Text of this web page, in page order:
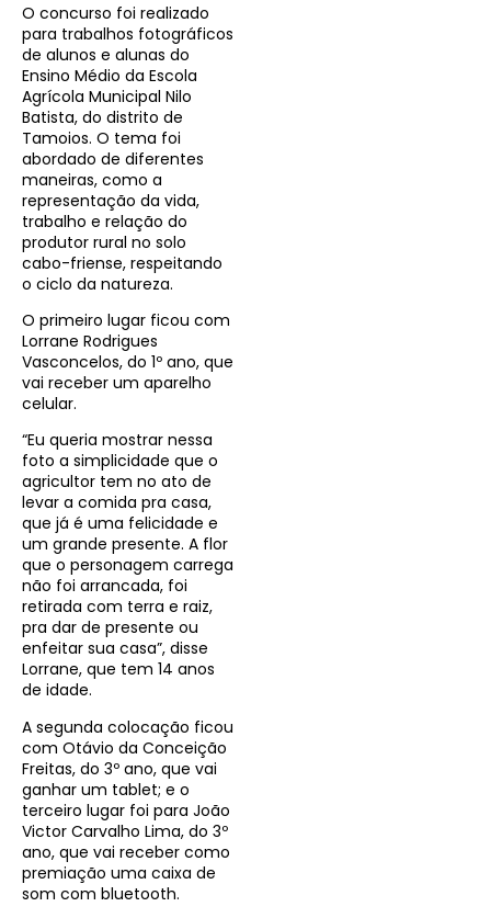
O concurso foi realizado
para trabalhos fotográficos
de alunos e alunas do
Ensino Médio da Escola
Agrícola Municipal Nilo
Batista, do distrito de
Tamoios. O tema foi
abordado de diferentes
maneiras, como a
representação da vida,
trabalho e relação do
produtor rural no solo
cabo-friense, respeitando
o ciclo da natureza.
O primeiro lugar ficou com
Lorrane Rodrigues
Vasconcelos, do 1º ano, que
vai receber um aparelho
celular.
“Eu queria mostrar nessa
foto a simplicidade que o
agricultor tem no ato de
levar a comida pra casa,
que já é uma felicidade e
um grande presente. A flor
que o personagem carrega
não foi arrancada, foi
retirada com terra e raiz,
pra dar de presente ou
enfeitar sua casa”, disse
Lorrane, que tem 14 anos
de idade.
A segunda colocação ficou
com Otávio da Conceição
Freitas, do 3º ano, que vai
ganhar um tablet; e o
terceiro lugar foi para João
Victor Carvalho Lima, do 3º
ano, que vai receber como
premiação uma caixa de
som com bluetooth.